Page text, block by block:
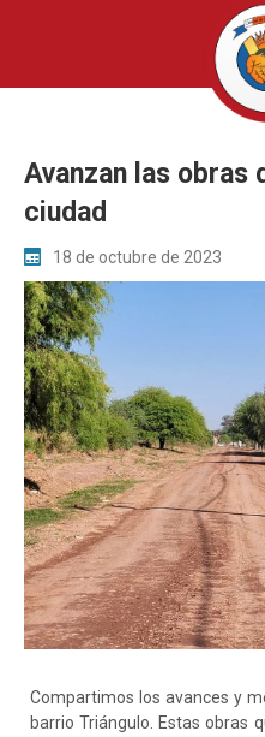
Avanzan las obras
ciudad
18 de octubre de 2023
Compartimos los avances y
barrio Triángulo. Estas obras